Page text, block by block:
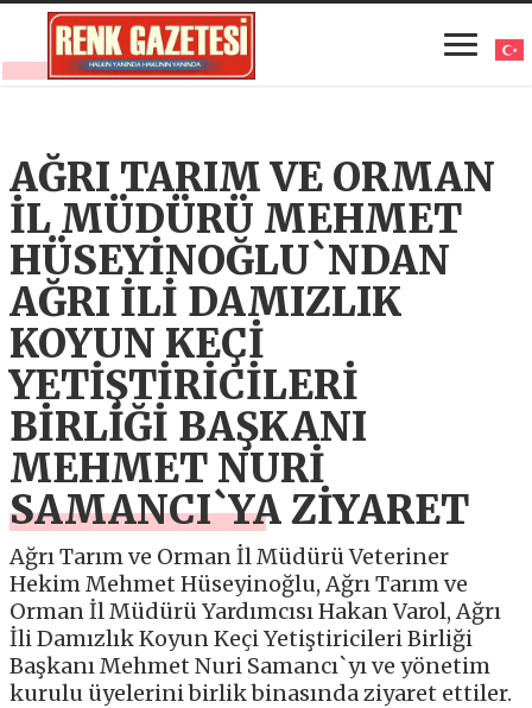
AĞRI TARIM VE ORMAN
İL MÜDÜRÜ MEHMET
HÜSEYİNOĞLU`NDAN
AĞRI İLİ DAMIZLIK
KOYUN KEÇİ
YETİŞTİRİCİLERİ
BİRLİĞİ BAŞKANI
MEHMET NURİ
SAMANCI`YA ZİYARET
Ağrı Tarım ve Orman İl Müdürü Veteriner
Hekim Mehmet Hüseyinoğlu, Ağrı Tarım ve
Orman İl Müdürü Yardımcısı Hakan Varol, Ağrı
İli Damızlık Koyun Keçi Yetiştiricileri Birliği
Başkanı Mehmet Nuri Samancı`yı ve yönetim
kurulu üyelerini birlik binasında ziyaret ettiler.